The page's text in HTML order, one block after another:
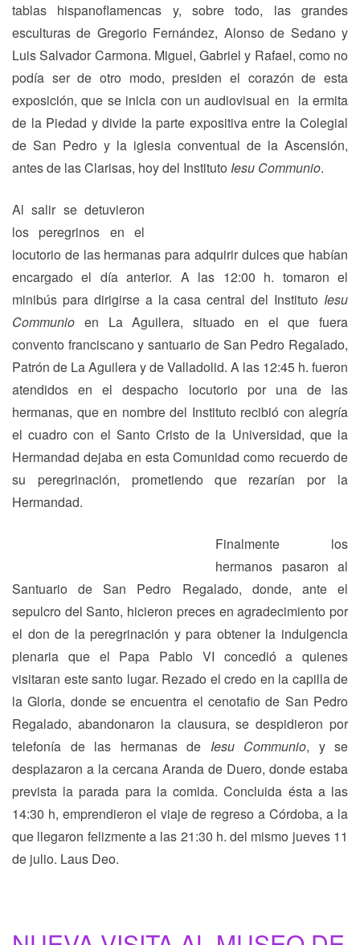
tablas hispanoflamencas y, sobre todo, las grandes
esculturas de Gregorio Fernández, Alonso de Sedano y
Luis Salvador Carmona. Miguel, Gabriel y Rafael, como no
podía ser de otro modo, presiden el corazón de esta
exposición, que se inicia con un audiovisual en la ermita
de la Piedad y divide la parte expositiva entre la Colegial
de San Pedro y la iglesia conventual de la Ascensión,
antes de las Clarisas, hoy del Instituto Iesu Communio.
Al salir se detuvieron
los peregrinos en el
locutorio de las hermanas para adquirir dulces que habían
encargado el día anterior. A las 12:00 h. tomaron el
minibús para dirigirse a la casa central del Instituto Iesu
Communio en La Aguilera, situado en el que fuera
convento franciscano y santuario de San Pedro Regalado,
Patrón de La Aguilera y de Valladolid. A las 12:45 h. fueron
atendidos en el despacho locutorio por una de las
hermanas, que en nombre del Instituto recibió con alegría
el cuadro con el Santo Cristo de la Universidad, que la
Hermandad dejaba en esta Comunidad como recuerdo de
su peregrinación, prometiendo que rezarían por la
Hermandad.
Finalmente los
hermanos pasaron al
Santuario de San Pedro Regalado, donde, ante el
sepulcro del Santo, hicieron preces en agradecimiento por
el don de la peregrinación y para obtener la indulgencia
plenaria que el Papa Pablo VI concedió a quienes
visitaran este santo lugar. Rezado el credo en la capilla de
la Gloria, donde se encuentra el cenotafio de San Pedro
Regalado, abandonaron la clausura, se despidieron por
telefonía de las hermanas de Iesu Communio, y se
desplazaron a la cercana Aranda de Duero, donde estaba
prevista la parada para la comida. Concluida ésta a las
14:30 h, emprendieron el viaje de regreso a Córdoba, a la
que llegaron felizmente a las 21:30 h. del mismo jueves 11
de julio. Laus Deo.